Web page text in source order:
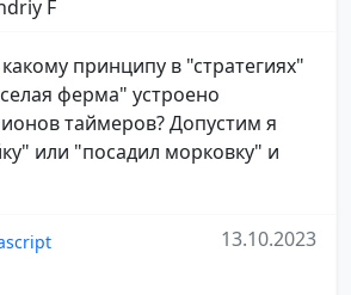
F
принципу в "стратегиях"
ферма" устроено
таймеров? Допустим я
или "посадил морковку" и
13.10.2023